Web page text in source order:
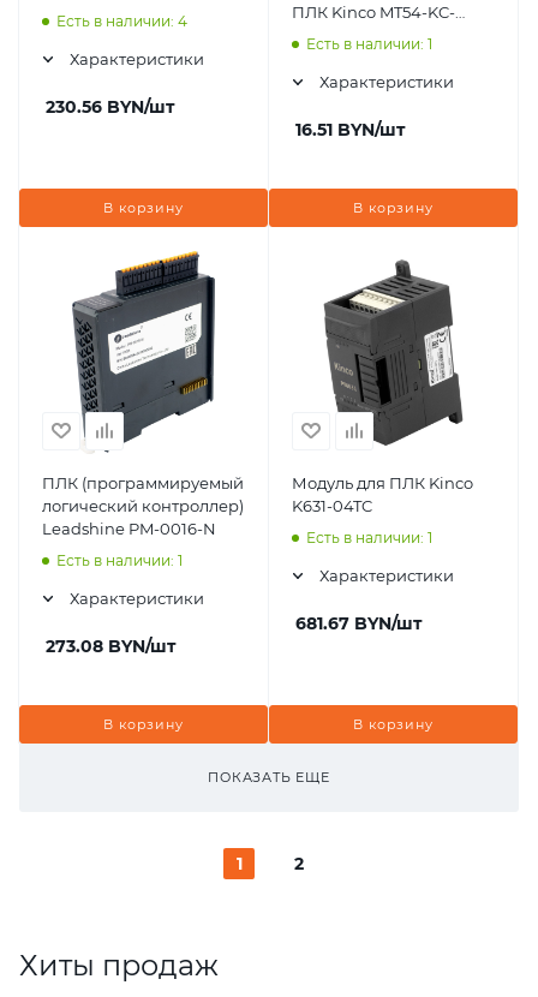
Есть в наличии: 4
Характеристики
230.56 BYN/шт
В корзину
ПЛК Kinco MT54-KC-
FEMALE
Есть в наличии: 1
Характеристики
16.51 BYN/шт
В корзину
ПЛК (программируемый
логический контроллер)
Leadshine PM-0016-N
Есть в наличии: 1
Характеристики
273.08 BYN/шт
В корзину
Модуль для ПЛК Kinco
K631-04TC
Есть в наличии: 1
Характеристики
681.67 BYN/шт
В корзину
ПОКАЗАТЬ ЕЩЕ
1 2
Хиты продаж